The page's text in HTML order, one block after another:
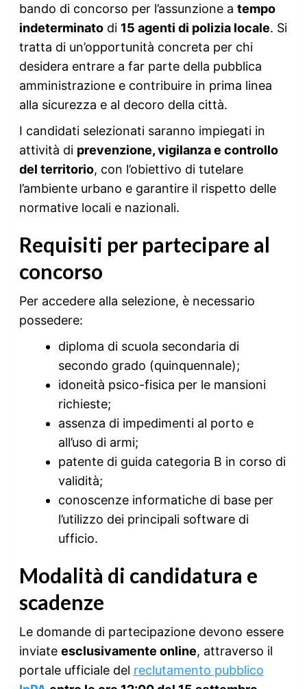
bando di concorso per l’assunzione a tempo
indeterminatodi 15 agenti di polizia locale. Si
tratta di un’opportunità concreta per chi
desidera entrare a far parte della pubblica
amministrazione e contribuire in prima linea
alla sicurezza e al decoro della città.
I candidati selezionati saranno impiegati in
attività di prevenzione, vigilanza e controllo
del territorio, con l’obiettivo di tutelare
l’ambiente urbano e garantire il rispetto delle
normative locali e nazionali.
Requisiti per partecipare al
concorso
Per accedere alla selezione, è necessario
possedere:
diploma di scuola secondaria di
secondo grado (quinquennale);
idoneità psico-fisica per le mansioni
richieste;
assenza di impedimenti al porto e
all’uso di armi;
patente di guida categoria B in corso di
validità;
conoscenze informatiche di base per
l’utilizzo dei principali software di
ufficio.
Modalità di candidatura e
scadenze
Le domande di partecipazione devono essere
inviate esclusivamente online, attraverso il
portale ufficiale del reclutamento pubblico